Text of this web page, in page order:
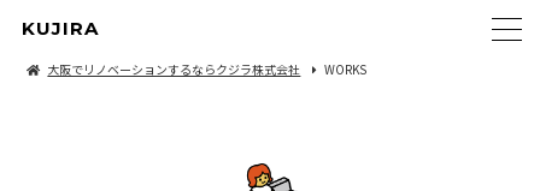
KUJIRA
大阪でリノベーションするならクジラ株式会社 WORKS